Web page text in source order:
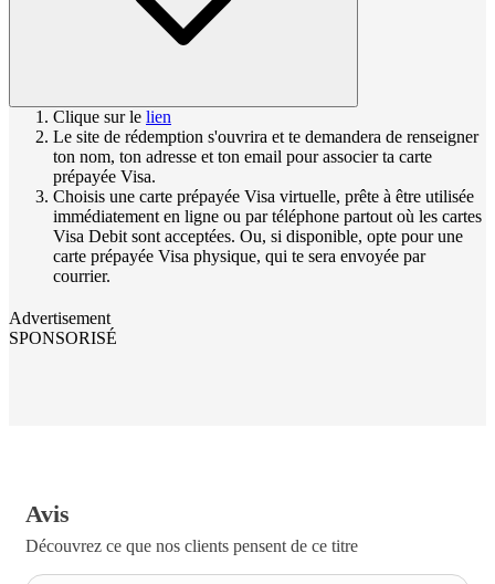
Clique sur le lien
Le site de rédemption s'ouvrira et te demandera de renseigner
ton nom, ton adresse et ton email pour associer ta carte
prépayée Visa.
Choisis une carte prépayée Visa virtuelle, prête à être utilisée
immédiatement en ligne ou par téléphone partout où les cartes
Visa Debit sont acceptées. Ou, si disponible, opte pour une
carte prépayée Visa physique, qui te sera envoyée par
courrier.
Advertisement
SPONSORISÉ
Avis
Découvrez ce que nos clients pensent de ce titre